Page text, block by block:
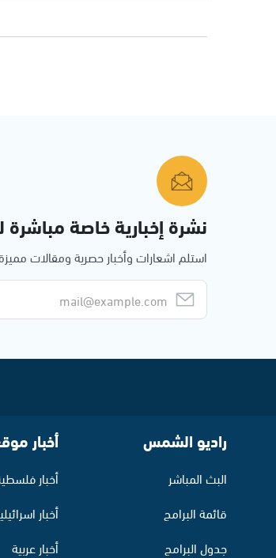
نشرة إخبارية خاصة مباشرة
استلم اشعارات وأخبار حصرية ومقالات
راديو الشمس
البث المباشر
قائمة البرامج
جدول البرامج
أخبار
أخبار
أخبار
أخبار عربية